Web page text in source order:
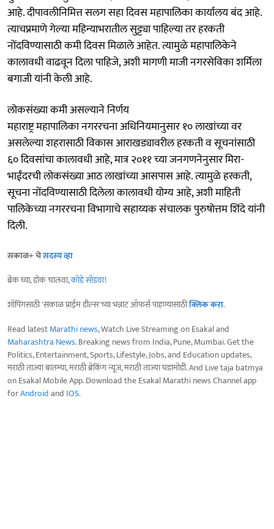
आहे. दीपावलीनिमित्त सलग सहा दिवस महापालिका कार्यालय बंद आहे.
त्याचप्रमाणे गेल्या महिन्याभरातील सुट्ट्या पाहिल्या तर हरकती
नोंदविण्यासाठी कमी दिवस मिळाले आहेत. त्यामुळे महापालिकेने
कालावधी वाढवून दिला पाहिजे, अशी मागणी माजी नगरसेविका शर्मिला
बगाजी यांनी केली आहे.
लोकसंख्या कमी असल्याने निर्णय
महाराष्ट्र महापालिका नगररचना अधिनियमानुसार १० लाखांच्या वर
असलेल्या शहरासाठी विकास आराखड्यावरील हरकती व सूचनांसाठी
६० दिवसांचा कालावधी आहे, मात्र २०११ च्या जनगणनेनुसार मिरा-
भाईंदरची लोकसंख्या आठ लाखांच्या आसपास आहे. त्यामुळे हरकती,
सूचना नोंदविण्यासाठी दिलेला कालावधी योग्य आहे, अशी माहिती
पालिकेच्या नगररचना विभागाचे सहाय्यक संचालक पुरुषोत्तम शिंदे यांनी
दिली.
सकाळ+ चेसदस्य व्हा
ब्रेक घ्या, डोकं चालवा,कोडे सोडवा!
शॉपिंगसाठी 'सकाळ प्राईम डील्स'च्या भन्नाट ऑफर्स पाहण्यासाठीक्लिक करा.
Read latestMarathi news, Watch Live Streaming on Esakal and
Maharashtra News. Breaking news from India, Pune, Mumbai. Get the
Politics, Entertainment, Sports, Lifestyle, Jobs, and Education updates,
मराठी ताज्या बातम्या, मराठी ब्रेकिंग न्यूज, मराठी ताज्या घडामोडी. And Live taja batmya
on Esakal Mobile App. Download the Esakal Marathi news Channel app
forAndroidand IOS.